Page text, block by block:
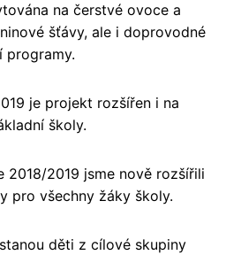
na čerstvé ovoce a
šťávy, ale i doprovodné
programy.
je projekt rozšířen i na
školy.
2018/2019 jsme nově rozšířili
pro všechny žáky školy.
děti z cílové skupiny